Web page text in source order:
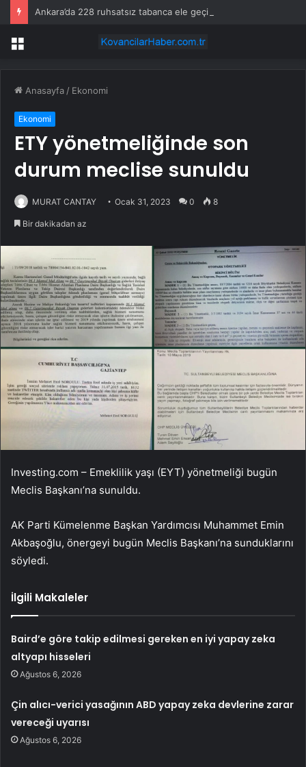
Ankara’da 228 ruhsatsız tabanca ele geçirildi
Menü
Anasayfa / Ekonomi
Ekonomi
ETY yönetmeliğinde son
durum meclise sunuldu
MURAT CANTAY Ocak 31, 2023 0 8
Bir dakikadan az
Investing.com – Emeklilik yaşı (EYT) yönetmeliği bugün
Meclis Başkanı’na sunuldu.
AK Parti Kümelenme Başkan Yardımcısı Muhammet Emin
Akbaşoğlu, önergeyi bugün Meclis Başkanı’na sunduklarını
söyledi.
İlgili Makaleler
Baird’e göre takip edilmesi gereken en iyi yapay zeka
altyapı hisseleri
Ağustos 6, 2026
Çin alıcı-verici yasağının ABD yapay zeka devlerine zarar
vereceği uyarısı
Ağustos 6, 2026